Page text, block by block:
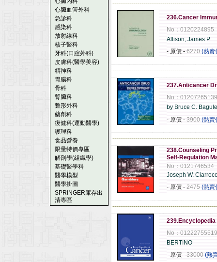
心臟血管外科
急診科
感染科
放射線科
核子醫科
牙科(口腔外科)
皮膚科(醫學美容)
精神科
胃腸科
骨科
腎臟科
整形外科
藥劑科
復健科(運動醫學)
護理科
食品營養
限量特價專區
解剖學(組織學)
基礎醫學科
醫學模型
醫學掛圖
SPRINGER庫存出
清專區
236.Cancer
No：0120224895
Allison, James P
- 原價 - 6270 (熱賣
237.Anticancer
No：01207265139
by Bruce C.
- 原價 - 3900 (熱賣
238.Counseling
Self-Regulation
No：0121746534
Joseph W.
- 原價 - 2475 (熱賣
239.Encyclopedia
No：01222755519
BERTINO
- 原價 - 33000 (熱